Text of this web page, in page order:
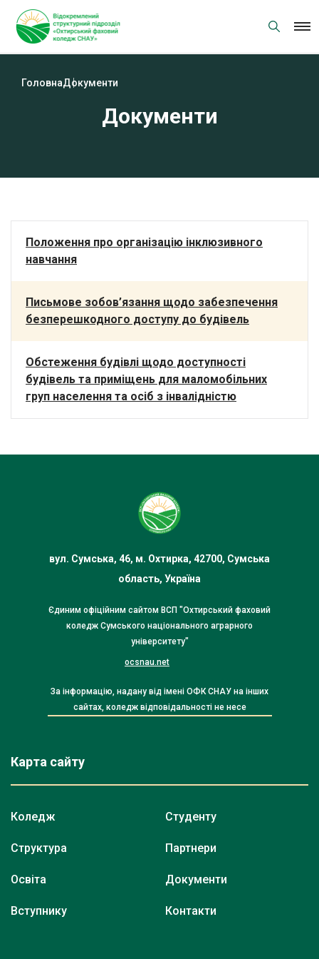
content
ГоловнаДокументи
Документи
Положення про організацію інклюзивного
навчання
Письмове зобов’язання щодо забезпечення
безперешкодного доступу до будівель
Обстеження будівлі щодо доступності
будівель та приміщень для маломобільних
груп населення та осіб з інвалідністю
вул. Сумська, 46, м. Охтирка, 42700, Сумська
область, Україна
Єдиним офіційним сайтом ВСП "Охтирський фаховий
коледж Сумського національного аграрного
університету"
ocsnau.net
За інформацію, надану від імені ОФК СНАУ на інших
сайтах, коледж відповідальності не несе
Карта сайту
Коледж
Структура
Освіта
Вступнику
Студенту
Партнери
Документи
Контакти